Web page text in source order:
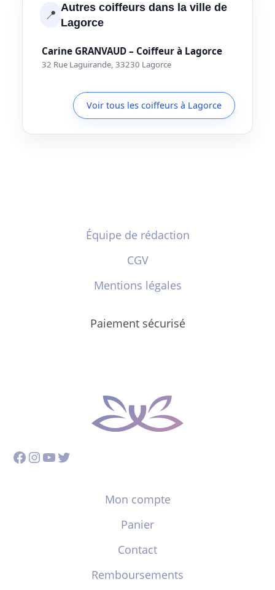
📍 Autres coiffeurs dans la ville de
Lagorce
Carine GRANVAUD – Coiffeur à Lagorce
32 Rue Laguirande, 33230 Lagorce
Voir tous les coiffeurs à Lagorce
Équipe de rédaction
CGV
Mentions légales
Paiement sécurisé
Facebook
Instagram
YouTube
Twitter
Mon compte
Panier
Contact
Remboursements